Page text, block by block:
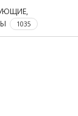
1035